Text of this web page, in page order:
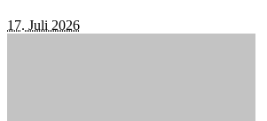
17. Juli 2026